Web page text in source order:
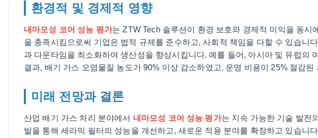
환경적 및 경제적 영향
내마모성 코어 성능 평가는 ZTW Tech 솔루션이 환경 보호와 경제적 이익을 동시
을 충족시킴으로써 기업은 법적 규제를 준수하고, 사회적 책임을 다할 수 있습니
과 다운타임을 최소화하여 생산성을 향상시킵니다. 예를 들어, 아시아 및 유럽의
결과, 배기 가스 오염물질 농도가 90% 이상 감소하였고, 운영 비용이 25% 절감된
미래 전망과 결론
산업 배기 가스 처리 분야에서 내마모성 코어 성능 평가는 지속 가능한 기술 발전
발을 통해 세라믹 필터의 성능을 개선하고, 새로운 적용 분야를 확장하고 있습니